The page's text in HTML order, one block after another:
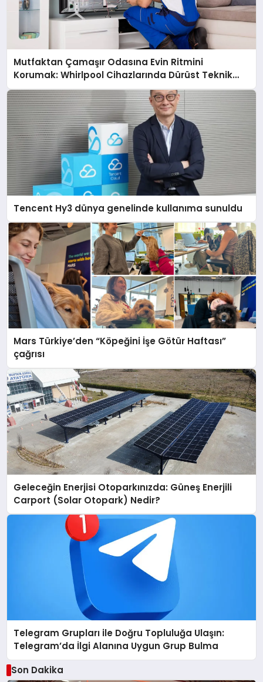
Mutfaktan Çamaşır Odasına Evin Ritmini
Korumak: Whirlpool Cihazlarında Dürüst Teknik
Destek Deneyimi
Tencent Hy3 dünya genelinde kullanıma sunuldu
Mars Türkiye’den “Köpeğini İşe Götür Haftası”
çağrısı
Geleceğin Enerjisi Otoparkınızda: Güneş Enerjili
Carport (Solar Otopark) Nedir?
Telegram Grupları ile Doğru Topluluğa Ulaşın:
Telegram’da İlgi Alanına Uygun Grup Bulma
Son Dakika